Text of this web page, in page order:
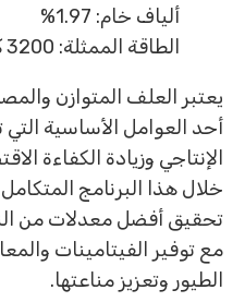
ألياف خام: 1.97%
الطاقة الممثلة: 3200 كيلو كالوري/كجم
يعتبر العلف المتوازن
أحد العوامل الأساسية
الإنتاجي وزيادة الكفاءة
خلال هذا البرنامج
تحقيق أفضل معدلات من
مع توفير الفيتامينات
الطيور وتعزيز مناعتها.